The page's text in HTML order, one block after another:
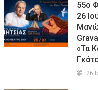
55ο
26
«τα
26